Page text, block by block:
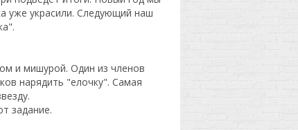
уже украсили. Следующий наш
и мишурой. Один из членов
нарядить "елочку". Самая
задание.